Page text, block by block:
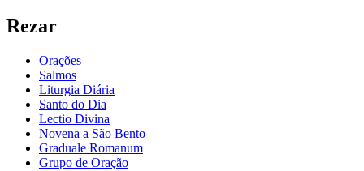
Rezar
Orações
Salmos
Liturgia Diária
Santo do Dia
Lectio Divina
Novena a São Bento
Graduale Romanum
Grupo de Oração